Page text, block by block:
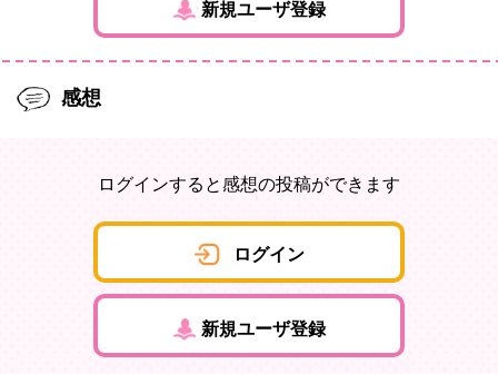
新規ユーザ登録
感想
ログインすると感想の投稿ができます
ログイン
新規ユーザ登録